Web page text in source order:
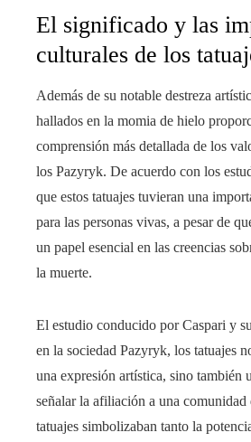
El significado y las
culturales de los
Además de su notable destreza
hallados en la momia de hielo
comprensión más detallada de los
los Pazyryk. De acuerdo con los
que estos tatuajes tuvieran una
para las personas vivas, a pesar de
un papel esencial en las creencias
la muerte.
El estudio conducido por Caspari y
en la sociedad Pazyryk, los tatuajes
una expresión artística, sino también
señalar la afiliación a una comunidad
tatuajes simbolizaban tanto la